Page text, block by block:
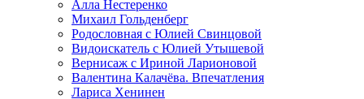
Алла Нестеренко
Михаил Гольденберг
Родословная с Юлией Свинцовой
Видоискатель с Юлией Утышевой
Вернисаж с Ириной Ларионовой
Валентина Калачёва. Впечатления
Лариса Хенинен